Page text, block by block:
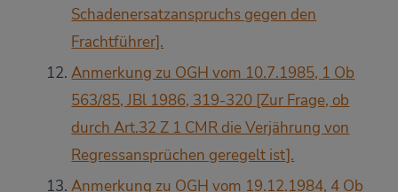
Schadenersatzanspruchs gegen den
Frachtführer].
Anmerkung zu OGH vom 10.7.1985, 1 Ob
563/85, JBl 1986, 319-320 [Zur Frage, ob
durch Art.32 Z 1 CMR die Verjährung von
Regressansprüchen geregelt ist].
Anmerkung zu OGH vom 19.12.1984, 4 Ob